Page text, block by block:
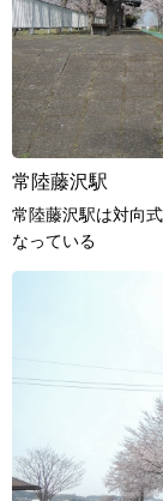
常陸藤沢駅
常陸藤沢駅は対向
なっている